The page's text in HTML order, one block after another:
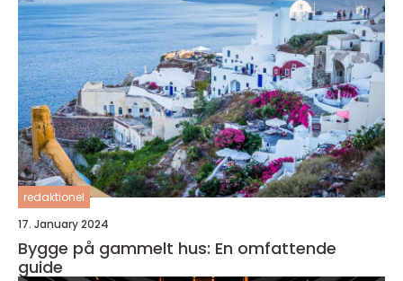
redaktionel
17. January 2024
Bygge på gammelt hus: En omfattende
guide